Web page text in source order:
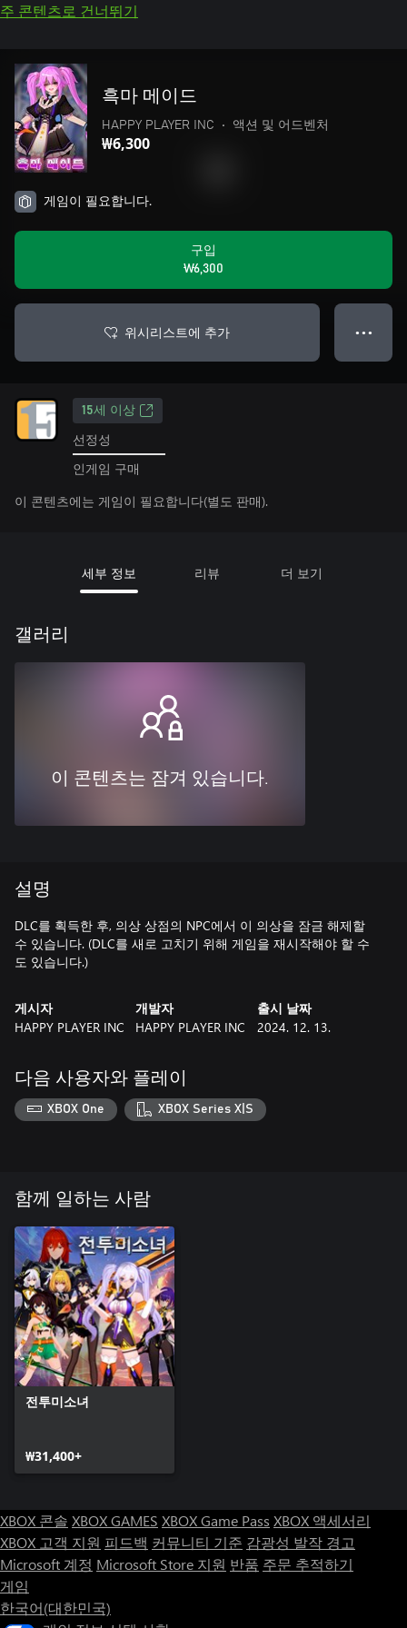
주 콘텐츠로 건너뛰기
흑마 메이드
HAPPY PLAYER INC • 액션 및 어드벤처
₩6,300
게임이 필요합니다.
구입
₩6,300
위시리스트에 추가 ● ● ●
15세 이상
선정성
인게임 구매
이 콘텐츠에는 게임이 필요합니다(별도 판매).
세부 정보 리뷰 더 보기
갤러리
이 콘텐츠는 잠겨 있습니다.
설명
DLC를 획득한 후, 의상 상점의 NPC에서 이 의상을 잠금 해제할
수 있습니다. (DLC를 새로 고치기 위해 게임을 재시작해야 할 수
도 있습니다.)
게시자
HAPPY PLAYER INC
개발자
HAPPY PLAYER INC
출시 날짜
2024. 12. 13.
다음 사용자와 플레이
XBOX One XBOX Series X|S
함께 일하는 사람
전투미소녀
₩31,400+
XBOX 콘솔 XBOX GAMES XBOX Game Pass XBOX 액세서리
XBOX 고객 지원 피드백 커뮤니티 기준 감광성 발작 경고
Microsoft 계정 Microsoft Store 지원 반품 주문 추적하기
게임
한국어(대한민국)